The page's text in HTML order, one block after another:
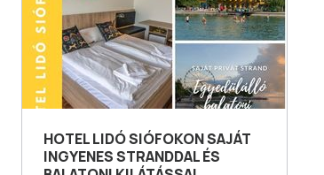
HOTEL LIDÓ SIÓFOKON SAJÁT
INGYENES STRANDDAL ÉS